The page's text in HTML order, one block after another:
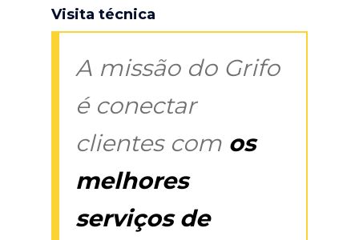
Visita técnica
A missão do Grifo
é conectar
clientes com os
melhores
serviços de